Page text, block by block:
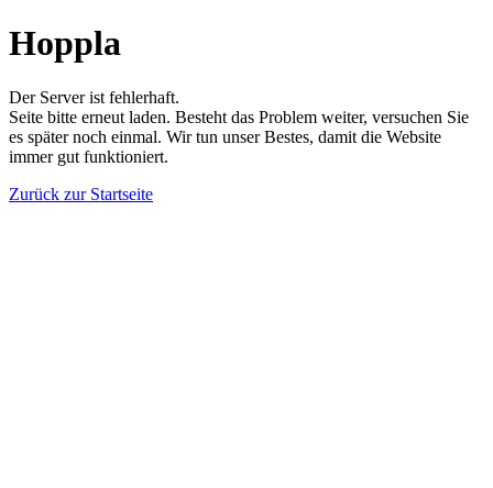
Hoppla
Der Server ist fehlerhaft.
Seite bitte erneut laden. Besteht das Problem weiter, versuchen Sie
es später noch einmal. Wir tun unser Bestes, damit die Website
immer gut funktioniert.
Zurück zur Startseite